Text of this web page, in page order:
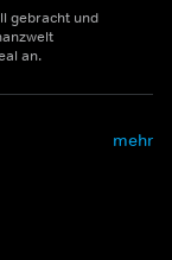
gebracht und
an.
mehr